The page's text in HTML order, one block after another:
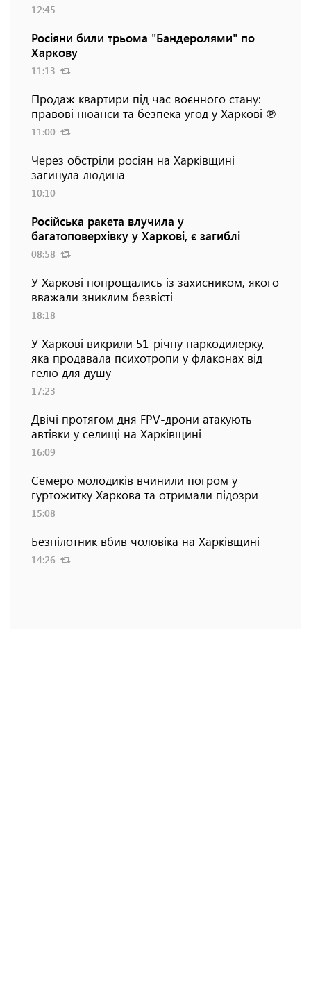
12:45
Росіяни били трьома "Бандеролями" по
Харкову
11:13
Продаж квартири під час воєнного стану:
правові нюанси та безпека угод у Харкові ℗
11:00
Через обстріли росіян на Харківщині
загинула людина
10:10
Російська ракета влучила у
багатоповерхівку у Харкові, є загиблі
08:58
У Харкові попрощались із захисником, якого
вважали зниклим безвісті
18:18
У Харкові викрили 51-річну наркодилерку,
яка продавала психотропи у флаконах від
гелю для душу
17:23
Двічі протягом дня FPV-дрони атакують
автівки у селищі на Харківщині
16:09
Семеро молодиків вчинили погром у
гуртожитку Харкова та отримали підозри
15:08
Безпілотник вбив чоловіка на Харківщині
14:26